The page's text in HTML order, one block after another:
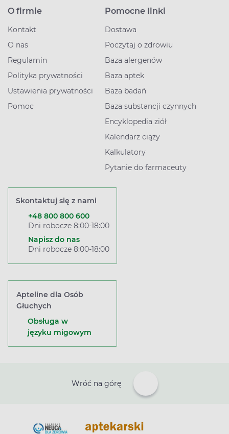
O firmie
Kontakt
O nas
Regulamin
Polityka prywatności
Ustawienia prywatności
Pomoc
Pomocne linki
Dostawa
Poczytaj o zdrowiu
Baza alergenów
Baza aptek
Baza badań
Baza substancji czynnych
Encyklopedia ziół
Kalendarz ciąży
Kalkulatory
Pytanie do farmaceuty
Skontaktuj się z nami
+48 800 800 600
Dni robocze 8:00-18:00
Napisz do nas
Dni robocze 8:00-18:00
Apteline dla Osób
Głuchych
Obsługa w
języku migowym
Wróć na górę